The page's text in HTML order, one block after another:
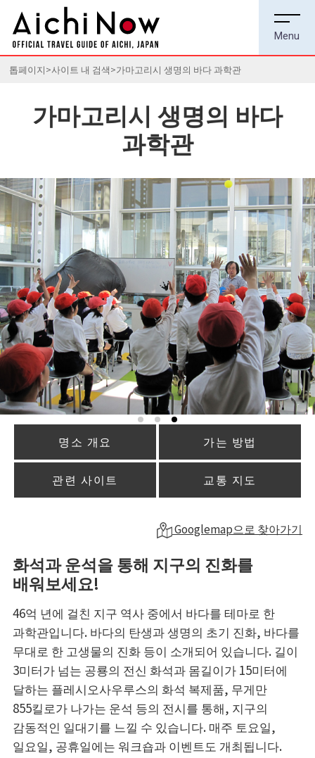
톱페이지 사이트 내 검색 가마고리시 생명의 바다 과학관
가마고리시 생명의 바다
과학관
명소 개요 가는 방법
관련 사이트 교통 지도
Googlemap으로 찾아가기
화석과 운석을 통해 지구의 진화를
배워보세요!
46억 년에 걸친 지구 역사 중에서 바다를 테마로 한
과학관입니다. 바다의 탄생과 생명의 초기 진화, 바다를
무대로 한 고생물의 진화 등이 소개되어 있습니다. 길이
3미터가 넘는 공룡의 전신 화석과 몸길이가 15미터에
달하는 플레시오사우루스의 화석 복제품, 무게만
855킬로가 나가는 운석 등의 전시를 통해, 지구의
감동적인 일대기를 느낄 수 있습니다. 매주 토요일,
일요일, 공휴일에는 워크숍과 이벤트도 개최됩니다.